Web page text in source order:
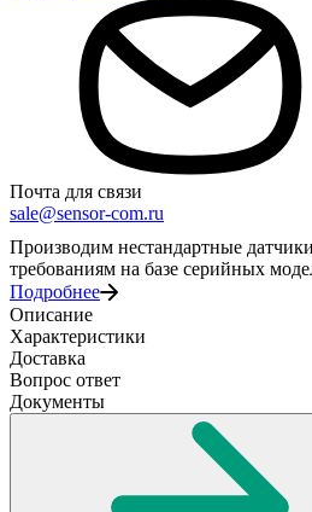
Почта для связи
sale@sensor-com.ru
Производим нестандартные
требованиям на базе серийных
Подробнее
Описание
Характеристики
Доставка
Вопрос ответ
Документы